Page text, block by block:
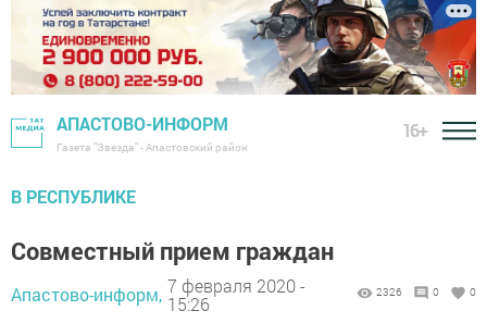
АПАСТОВО-ИНФОРМ
Газета "Звезда" - Апастовский район
16+
В РЕСПУБЛИКЕ
Совместный прием граждан
Апастово-информ, 7 февраля 2020 -
15:26
2326 0 0